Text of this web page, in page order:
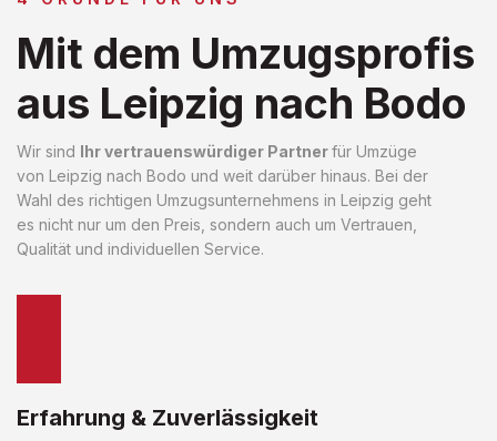
Mit dem Umzugsprofis
aus Leipzig nach Bodo
Wir sind Ihr vertrauenswürdiger Partnerfür Umzüge
von Leipzig nach Bodo und weit darüber hinaus. Bei der
Wahl des richtigen Umzugsunternehmens in Leipzig geht
es nicht nur um den Preis, sondern auch um Vertrauen,
Qualität und individuellen Service.
Erfahrung & Zuverlässigkeit